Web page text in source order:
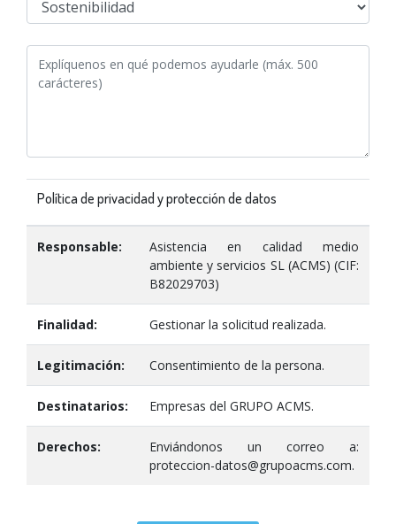
Política de privacidad y protección de datos
Responsable:
Asistencia en calidad medio
ambiente y servicios SL (ACMS) (CIF:
B82029703)
Finalidad: Gestionar la solicitud realizada.
Legitimación: Consentimiento de la persona.
Destinatarios: Empresas del GRUPO ACMS.
Derechos:
Enviándonos un correo a:
proteccion-datos@grupoacms.com.